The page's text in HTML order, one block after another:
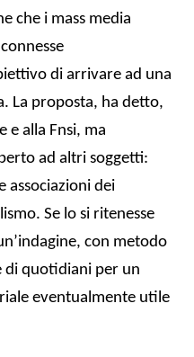
che i mass media
di arrivare ad una
La proposta, ha detto,
e alla Fnsi, ma
ad altri soggetti:
associazioni dei
Se lo si ritenesse
con metodo
di quotidiani per un
eventualmente utile